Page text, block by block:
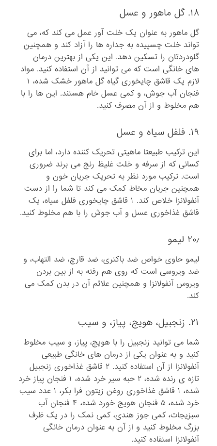
۱۸. گل ماهور و عسل
گل ماهور به عنوان یک خلت آور عمل می کند که، می
تواند خلت چسپیده به جداره ها را آزاد کند و همچنین
گلودردتان را تسکین دهد. این یکی از بهترین درمان
های خانگی است که می توانید از آن استفاده کنید. مواد
لازم یک قاشق چایخوری گیاه گل ماهور خشک شده، ۱
فنجان آب جوش، و کمی عسل خام هستند. این ها را با
هم مخلوط و از آن مصرف کنید.
۱۹. فلفل سیاه و عسل
این ترکیب طبیعتا ماهیتی تحریک کننده دارد، اما برای
کسانی که از سرفه و خلت غلیظ رنج می برند ضروری
است. ترکیب مورد نظر به تحریک جریان خون و
همچنین جریان مخاط کمک می کند تا شما را از دست
آنفولانزا خلاص کند. ۱ قاشق چایخوری فلفل سیاه، یک
قاشق غذاخوری عسل و آب جوش را با هم مخلوط کنید.
۲۰٫ لیمو
لیمو حاوی خواص ضد باکتری، ضد قارچ، ضد التهاب، و
ضد ویروسی است که روی هم رفته به از بین بردن
ویروس آنفولانزا و همچنین علائم آن در بدن کمک می
کند.
۲۱. زنجبیل، هویج، پیاز، و سیب
شما می توانید زنجبیل را با هویج، پیاز، و سیب مخلوط
کنید و به عنوان یکی از درمان های خانگی طبیعی
آنفولانزا از آن استفاده کنید. ۲ قاشق غذاخوری زنجبیل
تازه ی رنده شده، ۲ حبه سیر خرد شده، ۱ فنجان پیاز خرد
شده، ۱ قاشق غذاخوری روغن زیتون فرا بکر، ۱ عدد سیب
خرد شده، ۵ فنجان هویج خورد شده، ۴ فنجان آب
سبزیجات، کمی جوز هندی، کمی نمک را در یک ظرف
بزرگ مخلوط کنید و از آن به عنوان درمان خانگی
آنفولانزا استفاده کنید.